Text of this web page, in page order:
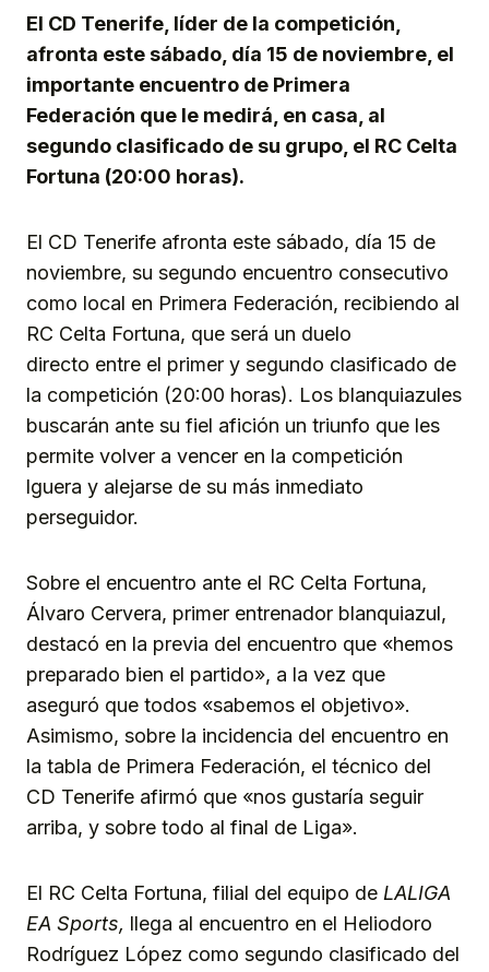
El CD Tenerife, líder de la competición,
afronta este sábado, día 15 de noviembre, el
importante encuentro de Primera
Federación que le medirá, en casa, al
segundo clasificado de su grupo, el RC Celta
Fortuna (20:00 horas).
El CD Tenerife afronta este sábado, día 15 de
noviembre, su segundo encuentro consecutivo
como local en Primera Federación, recibiendo al
RC Celta Fortuna, que será un duelo
directo entre el primer y segundo clasificado de
la competición (20:00 horas). Los blanquiazules
buscarán ante su fiel afición un triunfo que les
permite volver a vencer en la competición
lguera y alejarse de su más inmediato
perseguidor.
Sobre el encuentro ante el RC Celta Fortuna,
Álvaro Cervera, primer entrenador blanquiazul,
destacó en la previa del encuentro que «hemos
preparado bien el partido», a la vez que
aseguró que todos «sabemos el objetivo».
Asimismo, sobre la incidencia del encuentro en
la tabla de Primera Federación, el técnico del
CD Tenerife afirmó que «nos gustaría seguir
arriba, y sobre todo al final de Liga».
El RC Celta Fortuna, filial del equipo de LALIGA
EA Sports, llega al encuentro en el Heliodoro
Rodríguez López como segundo clasificado del